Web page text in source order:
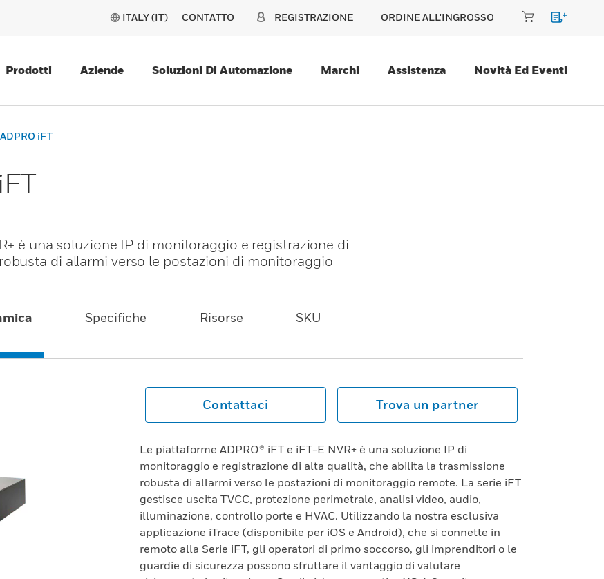
ITALY (IT) CONTATTO REGISTRAZIONE ORDINE ALL'INGROSSO
Prodotti Aziende Soluzioni Di Automazione Marchi Assistenza Novità Ed Eventi
iFT
è una soluzione IP di monitoraggio e registrazione di
di allarmi verso le postazioni di monitoraggio
Specifiche Risorse SKU
Contattaci Trova un partner
Le piattaforme ADPRO® iFT e iFT-E NVR+ è una soluzione IP di
monitoraggio e registrazione di alta qualità, che abilita la trasmissione
robusta di allarmi verso le postazioni di monitoraggio remote. La serie iFT
gestisce uscita TVCC, protezione perimetrale, analisi video, audio,
illuminazione, controllo porte e HVAC. Utilizzando la nostra esclusiva
applicazione iTrace (disponibile per iOS e Android), che si connette in
remoto alla Serie iFT, gli operatori di primo soccorso, gli imprenditori o le
guardie di sicurezza possono sfruttare il vantaggio di valutare